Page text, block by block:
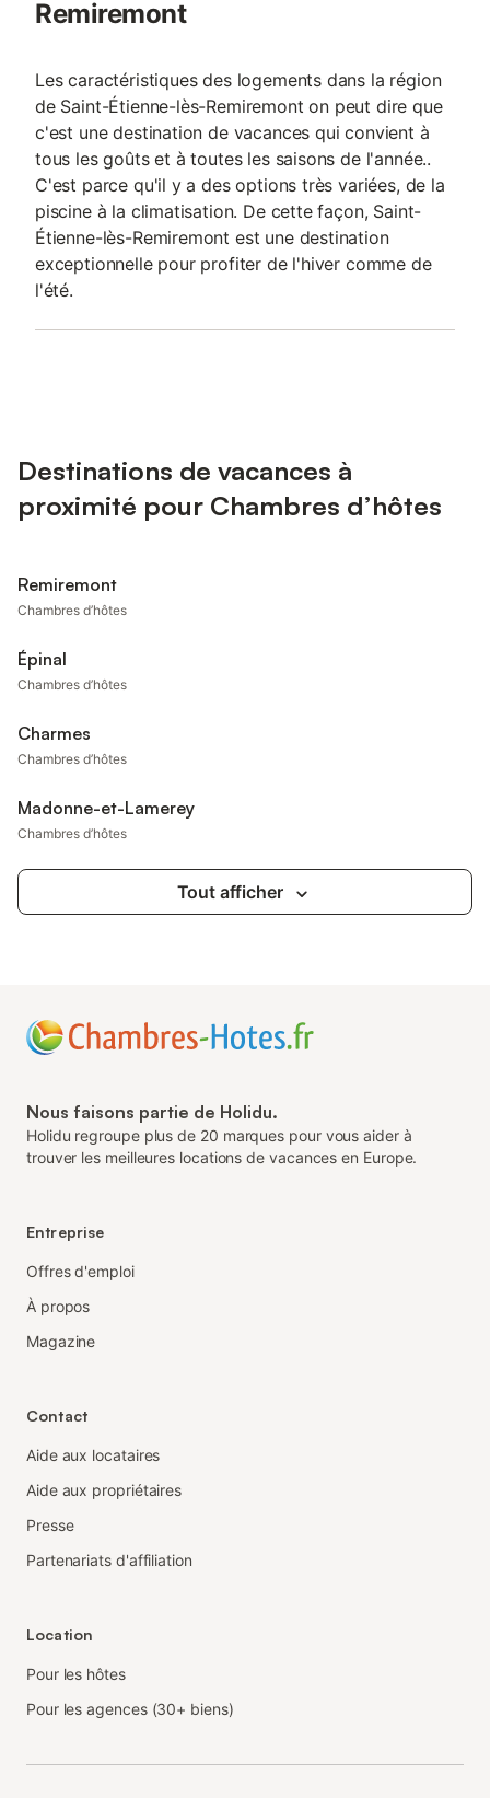
Remiremont
Les caractéristiques des logements dans la région
de Saint-Étienne-lès-Remiremont on peut dire que
c'est une destination de vacances qui convient à
tous les goûts et à toutes les saisons de l'année..
C'est parce qu'il y a des options très variées, de la
piscine à la climatisation. De cette façon, Saint-
Étienne-lès-Remiremont est une destination
exceptionnelle pour profiter de l'hiver comme de
l'été.
Destinations de vacances à
proximité pour Chambres d’hôtes
Remiremont
Chambres d’hôtes
Épinal
Chambres d’hôtes
Charmes
Chambres d’hôtes
Madonne-et-Lamerey
Chambres d’hôtes
Tout afficher
Nous faisons partie de Holidu.
Holidu regroupe plus de 20 marques pour vous aider à
trouver les meilleures locations de vacances en Europe.
Entreprise
Offres d'emploi
À propos
Magazine
Contact
Aide aux locataires
Aide aux propriétaires
Presse
Partenariats d'affiliation
Location
Pour les hôtes
Pour les agences (30+ biens)